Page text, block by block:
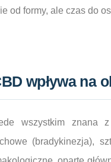
od formy, ale czas do
wpływa na
wszystkim znana
(bradykinezja),